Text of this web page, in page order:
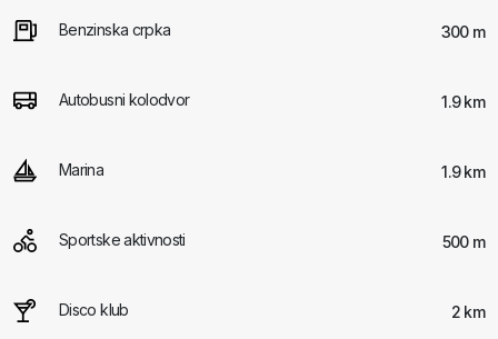
Benzinska crpka 300 m
Autobusni kolodvor 1.9 km
Marina 1.9 km
Sportske aktivnosti 500 m
Disco klub 2 km